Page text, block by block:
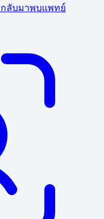
ลับมาพบแพทย์